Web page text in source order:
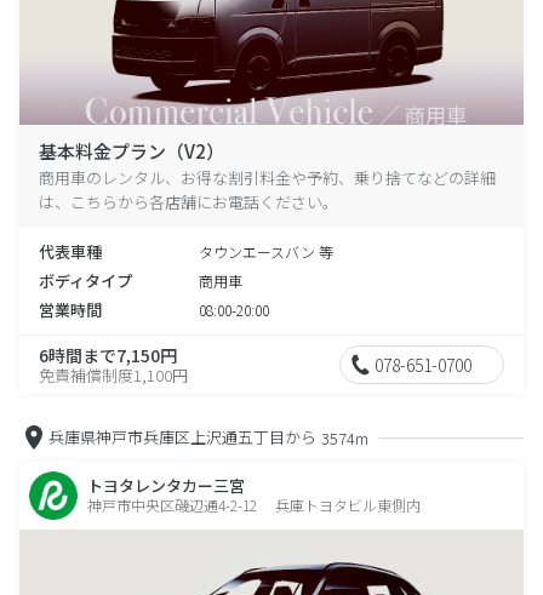
基本料金プラン（V2）
商用車のレンタル、お得な割引料金や予約、乗り捨てなどの詳細
は、こちらから各店舗にお電話ください。
代表車種 タウンエースバン 等
ボディタイプ 商用車
営業時間 08:00-20:00
6時間まで7,150円
免責補償制度1,100円 078-651-0700
兵庫県神戸市兵庫区上沢通五丁目から 3574m
トヨタレンタカー三宮
神戸市中央区磯辺通4-2-12 兵庫トヨタビル東側内